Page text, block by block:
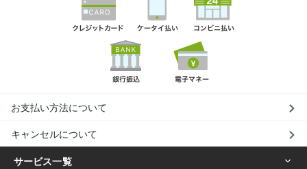
お支払い方法について
キャンセルについて